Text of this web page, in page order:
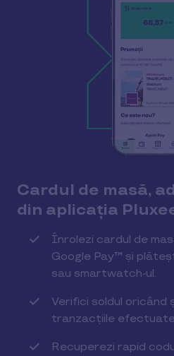
Cardul de masă,
din aplicația
Înrolezi cardul de
Google Pay™ și
sau smartwatch-ul.
Verifici soldul oricând
tranzacțiile
Recuperezi rapid